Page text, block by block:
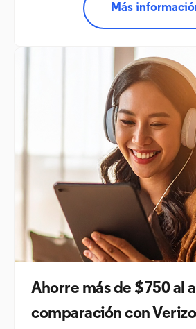
Más
Ahorre más de $750 al
comparación con